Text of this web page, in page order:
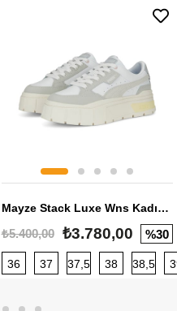
40 40,5 41 42 42,5
Mayze Stack Luxe Wns Kadın Sneaker
₺5.400,00 ₺3.780,00 %30
36 37 37,5 38 38,5